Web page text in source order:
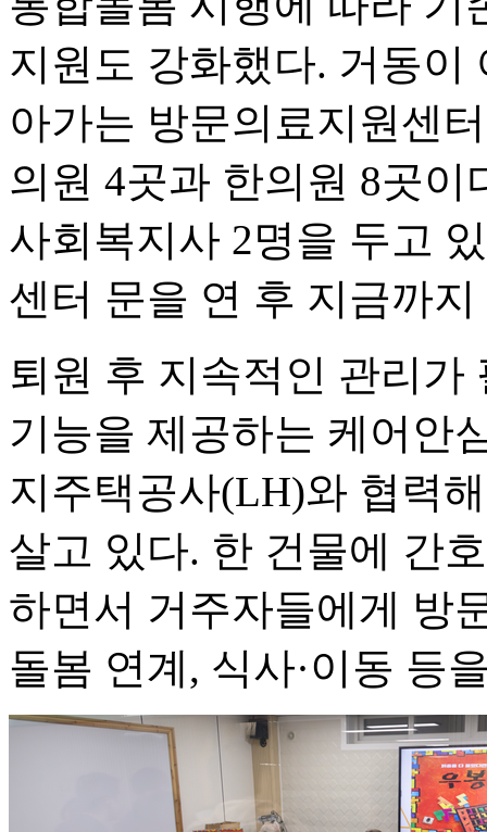
지원도 강화했다. 거동이
아가는 방문의료지원센
의원 4곳과 한의원 8곳
사회복지사 2명을 두고
센터 문을 연 후 지금까
퇴원 후 지속적인 관리가
기능을 제공하는 케어안
지주택공사(LH)와 협력
살고 있다. 한 건물에 간
하면서 거주자들에게 방
돌봄 연계, 식사·이동 등